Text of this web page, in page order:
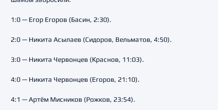
1:0 — Егор Егоров (Басин, 2:30).
2:0 — Никита Асылаев (Сидоров, Вельматов, 4:50).
3:0 — Никита Червонцев (Краснов, 11:03).
4:0 — Никита Червонцев (Егоров, 21:10).
4:1 — Артём Мисников (Рожков, 23:54).